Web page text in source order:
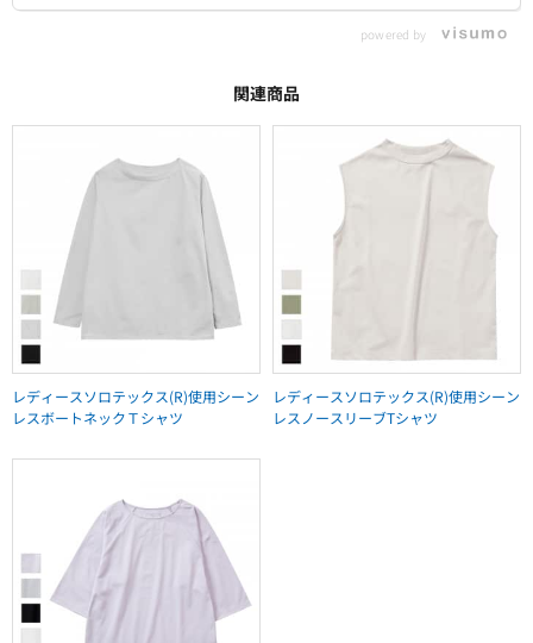
powered by
関連商品
レディースソロテックス(R)使用シーン
レスボートネックＴシャツ
レディースソロテックス(R)使用シーン
レスノースリーブTシャツ